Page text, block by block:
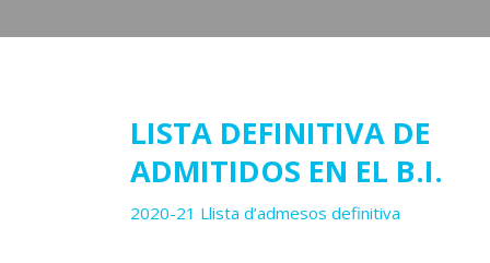
LISTA DEFINITIVA DE
ADMITIDOS EN EL B.I.
2020-21 Llista d’admesos definitiva